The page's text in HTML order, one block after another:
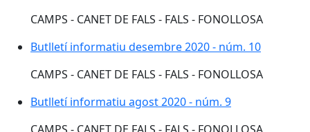
CAMPS - CANET DE FALS - FALS - FONOLLOSA
Butlletí informatiu desembre 2020 - núm. 10
Butlletí informatiu desembre 2020 - núm. 10
CAMPS - CANET DE FALS - FALS - FONOLLOSA
Butlletí informatiu agost 2020 - núm. 9
Butlletí informatiu agost 2020 - núm. 9